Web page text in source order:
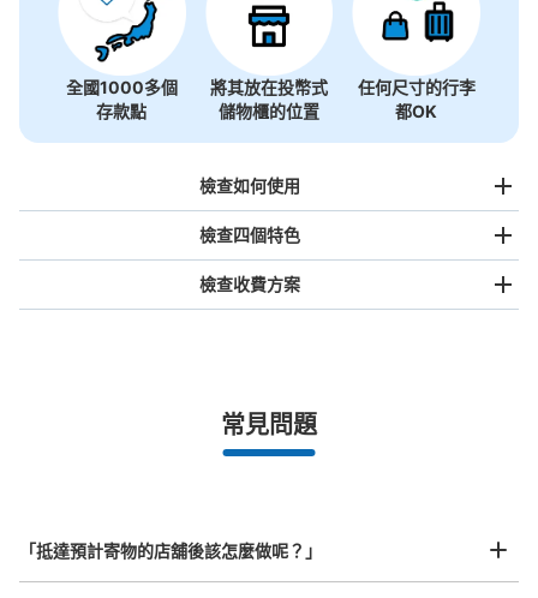
全國1000多個
存款點
將其放在投幣式
儲物櫃的位置
任何尺寸的行李
都OK
檢查如何使用
事先用手機預約
指定的日期和時間
檢查四個特色
全國有1,000家以上合作店鋪
檢查收費方案
最長邊未滿45cm的行李（小型背包、手提包、手提行李
¥800/日
常見問題
「抵達預計寄物的店舖後該怎麼做呢？」